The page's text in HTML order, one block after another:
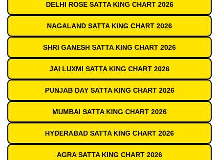
DELHI ROSE SATTA KING CHART 2026
NAGALAND SATTA KING CHART 2026
SHRI GANESH SATTA KING CHART 2026
JAI LUXMI SATTA KING CHART 2026
PUNJAB DAY SATTA KING CHART 2026
MUMBAI SATTA KING CHART 2026
HYDERABAD SATTA KING CHART 2026
AGRA SATTA KING CHART 2026